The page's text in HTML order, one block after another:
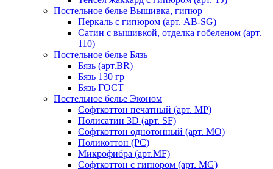
Постельное белье Вышивка, гипюр
Перкаль с гипюром (арт. AB-SG)
Сатин с вышивкой, отделка гобеленом (арт.
110)
Постельное белье Бязь
Бязь (арт.BR)
Бязь 130 гр
Бязь ГОСТ
Постельное белье Эконом
Софткоттон печатный (арт. MР)
Полисатин 3D (арт. SF)
Софткоттон однотонный (арт. MO)
Поликоттон (PC)
Микрофибра (арт.MF)
Софткоттон с гипюром (арт. MG)